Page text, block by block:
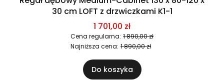
30 cm LOFT z drzwiczkami K1-1
1 701,00 zł
Cena regularna: 1 890,00 zł
Najniższa cena: 1 890,00 zł
Do koszyka